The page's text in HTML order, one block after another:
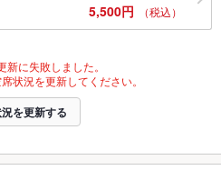
5,500円 （税込）
新に失敗しました。
状況を更新してください。
を更新する